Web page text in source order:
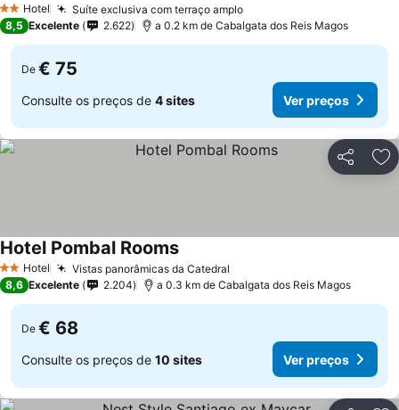
2 Estrelas
Hotel Suíte exclusiva com terraço amplo
8,5 Excelente 2.622 a 0.2 km de Cabalgata dos Reis Magos
De € 75
Consulte os preços de 4 sites Ver preços
Partilhar
2 Estrelas
Hotel Vistas panorâmicas da Catedral
Hotel Pombal Rooms
8,6 Excelente 2.204 a 0.3 km de Cabalgata dos Reis Magos
De € 68
Consulte os preços de 10 sites Ver preços